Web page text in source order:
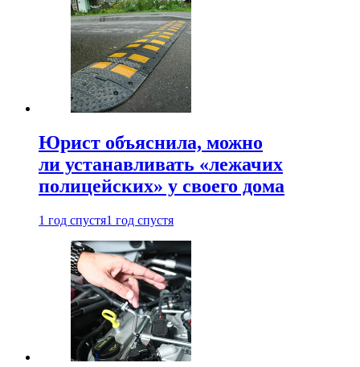
Юрист объяснила, можно
ли устанавливать «лежачих
полицейских» у своего дома
1 год спустя1 год спустя